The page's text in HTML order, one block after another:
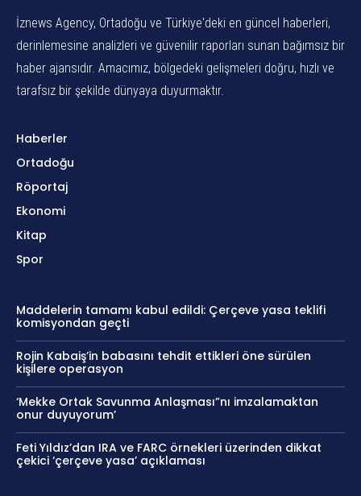
İznews Agency, Ortadoğu ve Türkiye'deki en güncel haberleri,
derinlemesine analizleri ve güvenilir raporları sunan bağımsız bir
haber ajansıdır. Amacımız, bölgedeki gelişmeleri doğru, hızlı ve
tarafsız bir şekilde dünyaya duyurmaktır.
Haberler
Ortadoğu
Röportaj
Ekonomi
Kitap
Spor
Maddelerin tamamı kabul edildi: Çerçeve yasa teklifi
komisyondan geçti
Rojin Kabaiş’in babasını tehdit ettikleri öne sürülen
kişilere operasyon
‘Mekke Ortak Savunma Anlaşması”nı imzalamaktan
onur duyuyorum’
Feti Yıldız’dan IRA ve FARC örnekleri üzerinden dikkat
çekici ‘çerçeve yasa’ açıklaması